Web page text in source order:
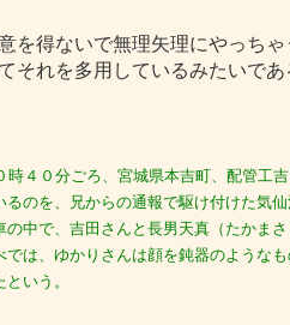
を得ないで無理矢理にやっち
それを多用しているみたいで
４０分ごろ、宮城県本吉町、配管工
るのを、兄からの通報で駆け付けた気
の中で、吉田さんと長男天真（たかま
では、ゆかりさんは顔を鈍器のような
いう。